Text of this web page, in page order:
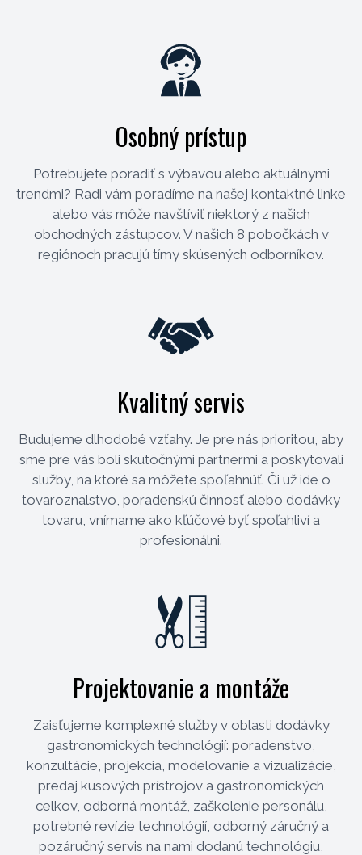
Osobný prístup
Potrebujete poradiť s výbavou alebo aktuálnymi
trendmi? Radi vám poradíme na našej kontaktné linke
alebo vás môže navštíviť niektorý z našich
obchodných zástupcov. V našich 8 pobočkách v
regiónoch pracujú tímy skúsených odborníkov.
Kvalitný servis
Budujeme dlhodobé vzťahy. Je pre nás prioritou, aby
sme pre vás boli skutočnými partnermi a poskytovali
služby, na ktoré sa môžete spoľahnúť. Či už ide o
tovaroznalstvo, poradenskú činnosť alebo dodávky
tovaru, vnímame ako kľúčové byť spoľahliví a
profesionálni.
Projektovanie a montáže
Zaisťujeme komplexné služby v oblasti dodávky
gastronomických technológií: poradenstvo,
konzultácie, projekcia, modelovanie a vizualizácie,
predaj kusových prístrojov a gastronomických
celkov, odborná montáž, zaškolenie personálu,
potrebné revízie technológií, odborný záručný a
pozáručný servis na nami dodanú technológiu,